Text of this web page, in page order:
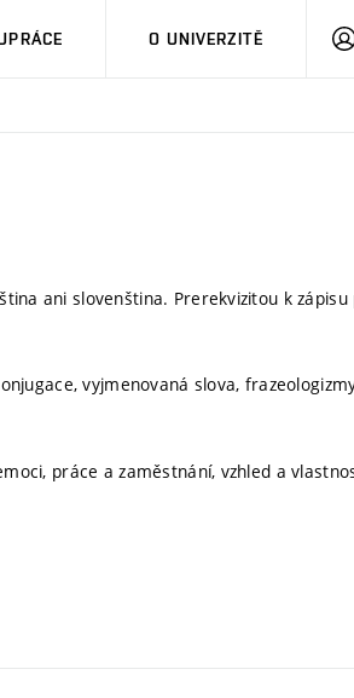
O UNIVERZITĚ
ani slovenština. Prerekvizitou k
vyjmenovaná slova,
práce a zaměstnání, vzhled a